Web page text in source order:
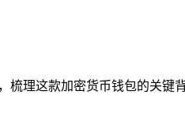
理这款加密货币钱包的关键